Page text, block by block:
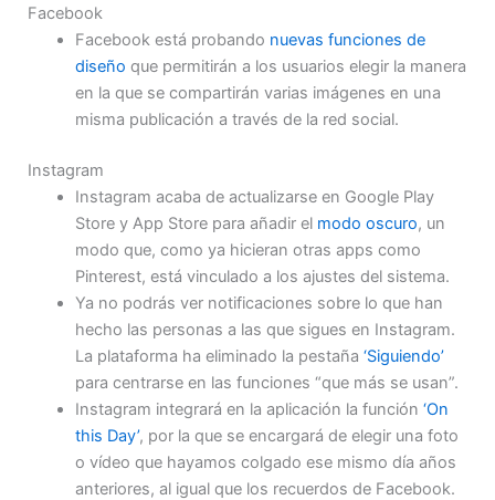
Facebook
Facebook está probando nuevas funciones de
diseño que permitirán a los usuarios elegir la manera
en la que se compartirán varias imágenes en una
misma publicación a través de la red social.
Instagram
Instagram acaba de actualizarse en Google Play
Store y App Store para añadir el modo oscuro, un
modo que, como ya hicieran otras apps como
Pinterest, está vinculado a los ajustes del sistema.
Ya no podrás ver notificaciones sobre lo que han
hecho las personas a las que sigues en Instagram.
La plataforma ha eliminado la pestaña‘Siguiendo’
para centrarse en las funciones “que más se usan”.
Instagram integrará en la aplicación la función‘On
this Day’, por la que se encargará de elegir una foto
o vídeo que hayamos colgado ese mismo día años
anteriores, al igual que los recuerdos de Facebook.